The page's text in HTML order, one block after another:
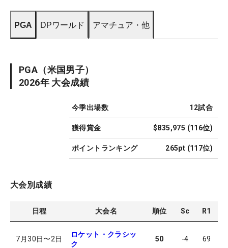
PGA DPワールド アマチュア・他
PGA （米国男子）
2026年 大会成績
今季出場数 12試合
獲得賞金 $835,975 (116位)
ポイントランキング 265pt (117位)
大会別成績
日程 大会名 順位 Sc R1
7月30日〜2日
ロケット・クラシッ
ク
50 -4 69